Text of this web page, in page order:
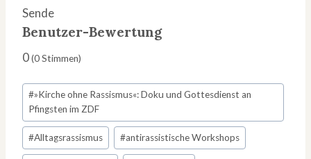
Sende
Benutzer-Bewertung
0(0Stimmen)
Schlagworte:
#»Kirche ohne Rassismus«: Doku und Gottesdienst an
Pfingsten im ZDF
#Alltagsrassismus #antirassistische Workshops